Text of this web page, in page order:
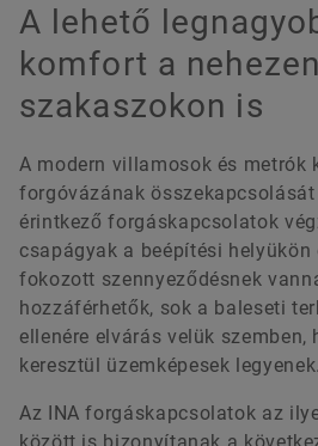
A lehető
komfort a
szakaszokon is
A modern villamosok és metrók
forgóvázának
érintkező forgáskapcsolatok
csapágyak a beépítési helyükön
fokozott szennyeződésnek
hozzáférhetők, sok a baleseti
ellenére elvárás velük szemben,
keresztül üzemképesek legyenek.
Az INA forgáskapcsolatok az